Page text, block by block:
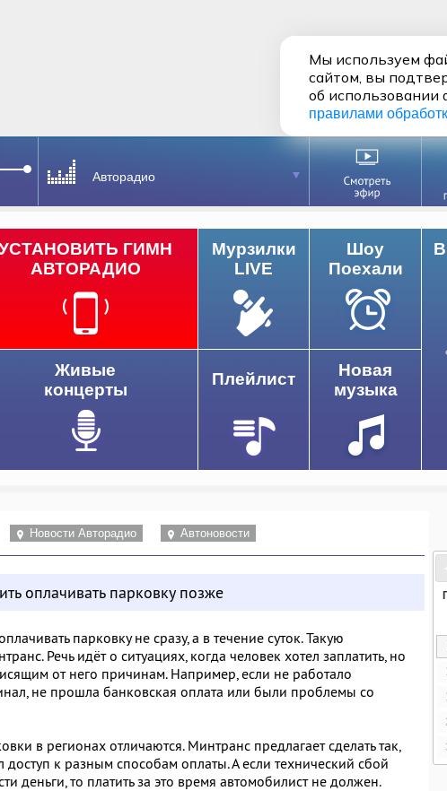
Авторадио
ГИМН
АВТОРАДИО
Мурзилки
LIVE
Шоу
Поехали
Живые
концерты
Плейлист
Новая
музыка
Новости Авторадио Автоновости
оплачивать парковку позже
парковку не сразу, а в течение суток. Такую
Речь идёт о ситуациях, когда человек хотел заплатить, но
от него причинам. Например, если не работало
не прошла банковская оплата или были проблемы со
в регионах отличаются. Минтранс предлагает сделать так,
к разным способам оплаты. А если технический сбой
деньги, то платить за это время автомобилист не должен.
Мы используем
сайтом, вы
об использовании
правилами